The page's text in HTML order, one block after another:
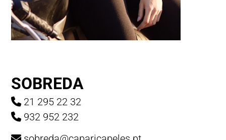
SOBREDA
21 295 22 32
932 952 232